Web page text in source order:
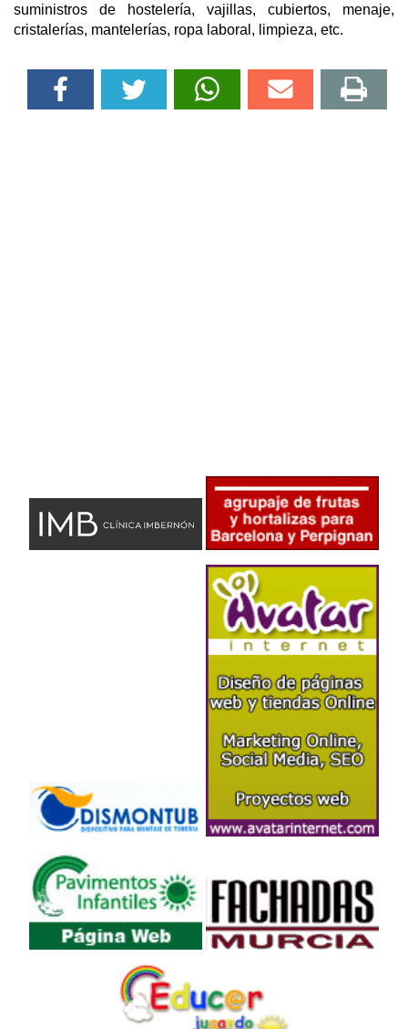
suministros de hostelería, vajillas, cubiertos, menaje,
cristalerías, mantelerías, ropa laboral, limpieza, etc.